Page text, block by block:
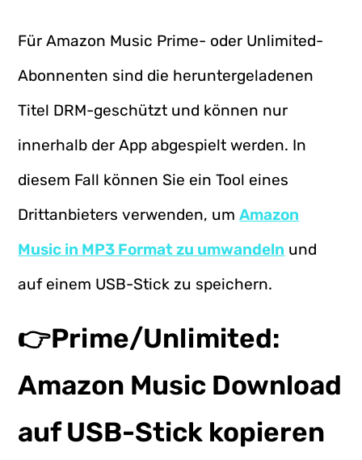
Für Amazon Music Prime- oder Unlimited-
Abonnenten sind die heruntergeladenen
Titel DRM-geschützt und können nur
innerhalb der App abgespielt werden. In
diesem Fall können Sie ein Tool eines
Drittanbieters verwenden, umAmazon
Music in MP3 Format zu umwandeln und
auf einem USB-Stick zu speichern.
👉Prime/Unlimited:
Amazon Music Download
auf USB-Stick kopieren